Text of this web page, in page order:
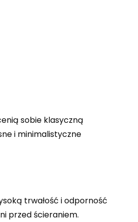
sobie klasyczną
i minimalistyczne
trwałość i odporność
przed ścieraniem.